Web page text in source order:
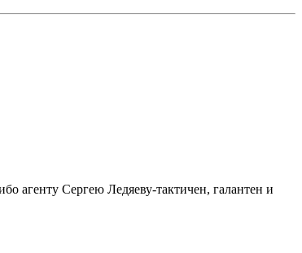
агенту Сергею Ледяеву-тактичен, галантен и